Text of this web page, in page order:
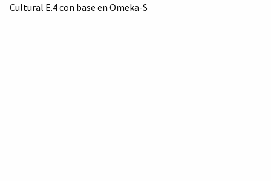
Cultural E.4 con base en Omeka-S